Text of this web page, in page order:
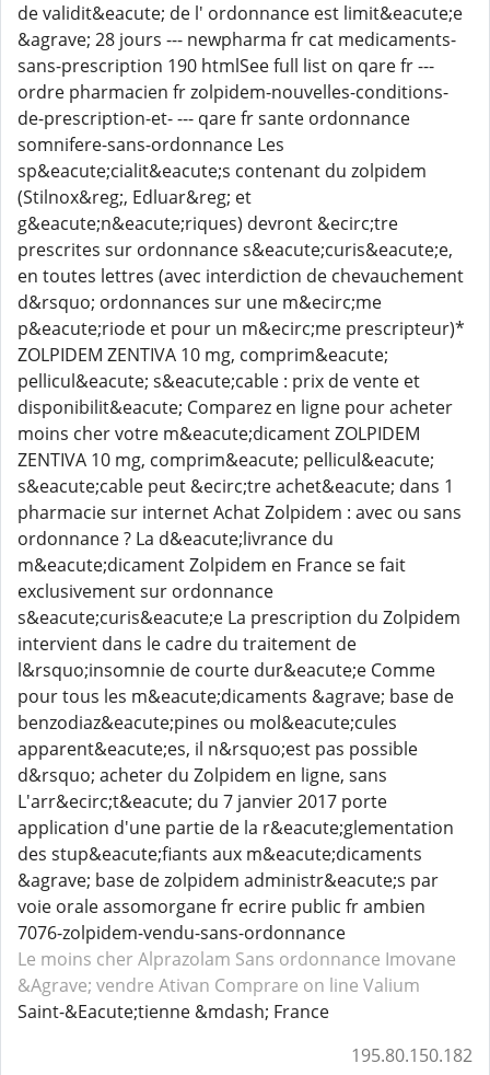
de validit&eacute; de l' ordonnance est limit&eacute;e
&agrave; 28 jours --- newpharma fr cat medicaments-
sans-prescription 190 htmlSee full list on qare fr ---
ordre pharmacien fr zolpidem-nouvelles-conditions-
de-prescription-et- --- qare fr sante ordonnance
somnifere-sans-ordonnance Les
sp&eacute;cialit&eacute;s contenant du zolpidem
(Stilnox&reg;, Edluar&reg; et
g&eacute;n&eacute;riques) devront &ecirc;tre
prescrites sur ordonnance s&eacute;curis&eacute;e,
en toutes lettres (avec interdiction de chevauchement
d&rsquo; ordonnances sur une m&ecirc;me
p&eacute;riode et pour un m&ecirc;me prescripteur)*
ZOLPIDEM ZENTIVA 10 mg, comprim&eacute;
pellicul&eacute; s&eacute;cable : prix de vente et
disponibilit&eacute; Comparez en ligne pour acheter
moins cher votre m&eacute;dicament ZOLPIDEM
ZENTIVA 10 mg, comprim&eacute; pellicul&eacute;
s&eacute;cable peut &ecirc;tre achet&eacute; dans 1
pharmacie sur internet Achat Zolpidem : avec ou sans
ordonnance ? La d&eacute;livrance du
m&eacute;dicament Zolpidem en France se fait
exclusivement sur ordonnance
s&eacute;curis&eacute;e La prescription du Zolpidem
intervient dans le cadre du traitement de
l&rsquo;insomnie de courte dur&eacute;e Comme
pour tous les m&eacute;dicaments &agrave; base de
benzodiaz&eacute;pines ou mol&eacute;cules
apparent&eacute;es, il n&rsquo;est pas possible
d&rsquo; acheter du Zolpidem en ligne, sans
L'arr&ecirc;t&eacute; du 7 janvier 2017 porte
application d'une partie de la r&eacute;glementation
des stup&eacute;fiants aux m&eacute;dicaments
&agrave; base de zolpidem administr&eacute;s par
voie orale assomorgane fr ecrire public fr ambien
7076-zolpidem-vendu-sans-ordonnance
Le moins cher Alprazolam Sans ordonnance Imovane
&Agrave; vendre Ativan Comprare on line Valium
Saint-&Eacute;tienne &mdash; France
195.80.150.182